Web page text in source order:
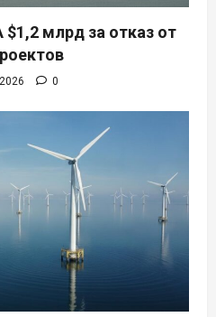
$1,2 млрд за отказ от
0